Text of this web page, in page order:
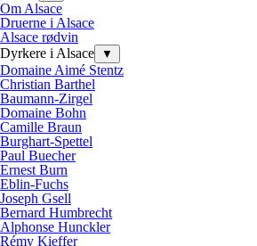
Om Alsace
Druerne i Alsace
Alsace rødvin
Dyrkere i Alsace
▼
Domaine Aimé Stentz
Christian Barthel
Baumann-Zirgel
Domaine Bohn
Camille Braun
Burghart-Spettel
Paul Buecher
Ernest Burn
Eblin-Fuchs
Joseph Gsell
Bernard Humbrecht
Alphonse Hunckler
Rémy Kieffer